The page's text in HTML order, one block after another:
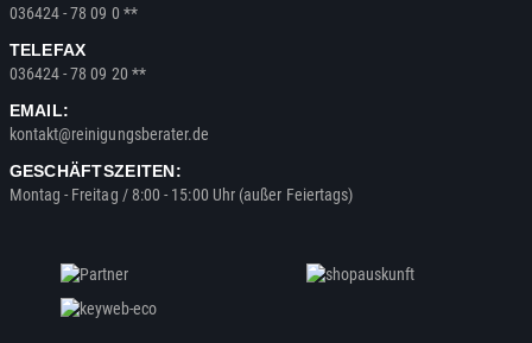
036424 - 78 09 0 **
TELEFAX
036424 - 78 09 20 **
EMAIL:
kontakt@reinigungsberater.de
GESCHÄFTSZEITEN:
Montag - Freitag / 8:00 - 15:00 Uhr (außer Feiertags)